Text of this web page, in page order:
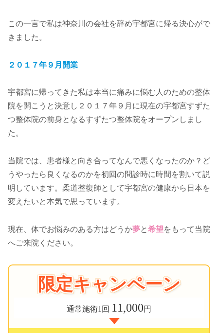
この一言で私は神奈川の会社を辞め宇都宮に帰る決心がで
きました。
２０１７年９月開業
宇都宮に帰ってきた私は本当に痛みに悩む人のための整体
院を開こうと決意し２０１７年９月に現在の宇都宮すずた
つ整体院の前身となるすずたつ整体院をオープンしまし
た。
当院では、患者様と向き合ってなんで悪くなったのか？ど
うやったら良くなるのかを初回の問診時に時間を割いて説
明しています。柔道整復師として宇都宮の健康から日本を
変えたいと本気で思っています。
現在、体でお悩みのある方はどうか夢と希望をもって当院
へご来院ください。
限定キャンペーン
通常施術1回 11,000円